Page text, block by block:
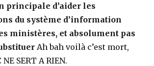
principale d’aider les
du système d’information
ministères, et absolument pas
Ah bah voilà c’est mort,
SERT A RIEN.